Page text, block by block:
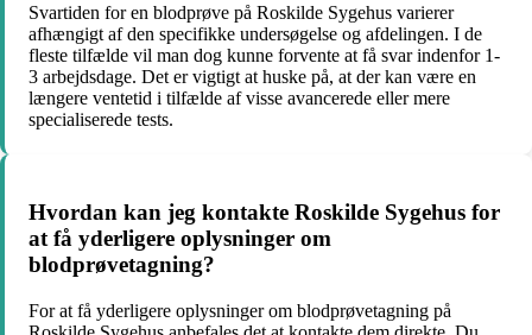
Svartiden for en blodprøve på Roskilde Sygehus varierer
afhængigt af den specifikke undersøgelse og afdelingen. I de
fleste tilfælde vil man dog kunne forvente at få svar indenfor 1-
3 arbejdsdage. Det er vigtigt at huske på, at der kan være en
længere ventetid i tilfælde af visse avancerede eller mere
specialiserede tests.
Hvordan kan jeg kontakte Roskilde Sygehus for
at få yderligere oplysninger om
blodprøvetagning?
For at få yderligere oplysninger om blodprøvetagning på